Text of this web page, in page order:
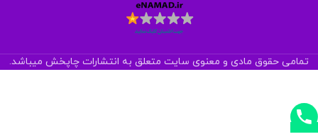
تمامی حقوق مادی و معنوی سایت متعلق به انتشارات چاپخش میباشد.